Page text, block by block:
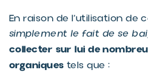
En raison de l’utilisation de
simplement le fait de se
collecter sur lui de
organiques tels que :